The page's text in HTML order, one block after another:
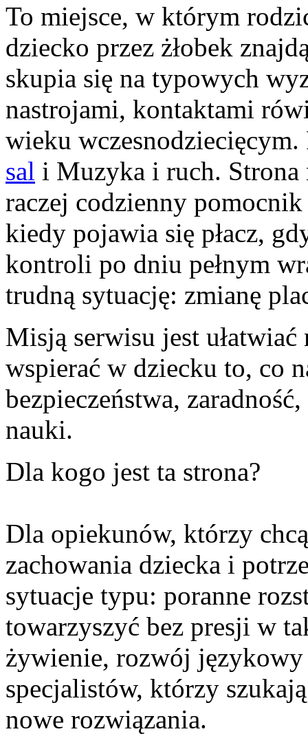
To miejsce, w którym
dziecko przez żłobek
skupia się na typowych
nastrojami, kontaktami
wieku
sal i Muzyka i ruch.
raczej codzienny
kiedy pojawia się płacz,
kontroli po dniu pełnym
trudną sytuację: zmianę
Misją serwisu jest
wspierać w dziecku to, co
bezpieczeństwa,
nauki.
Dla kogo jest ta strona?
Dla opiekunów, którzy
zachowania dziecka i
sytuacje typu: poranne
towarzyszyć bez presji w
żywienie, rozwój językowy
specjalistów, którzy
nowe rozwiązania.